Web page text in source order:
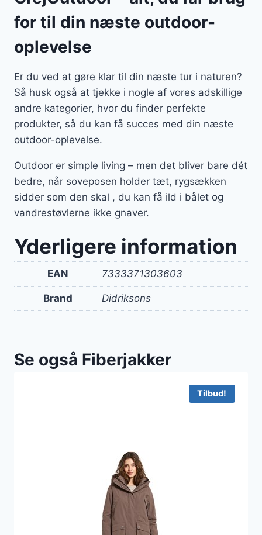
for til din næste outdoor-
oplevelse
Er du ved at gøre klar til din næste tur i naturen?
Så husk også at tjekke i nogle af vores adskillige
andre kategorier, hvor du finder perfekte
produkter, så du kan få succes med din næste
outdoor-oplevelse.
Outdoor er simple living – men det bliver bare dét
bedre, når soveposen holder tæt, rygsækken
sidder som den skal , du kan få ild i bålet og
vandrestøvlerne ikke gnaver.
Yderligere information
EAN 7333371303603
Brand Didriksons
Se også Fiberjakker
Tilbud!